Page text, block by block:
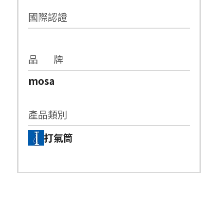
國際認證
品 牌
mosa
產品類別
打氣筒